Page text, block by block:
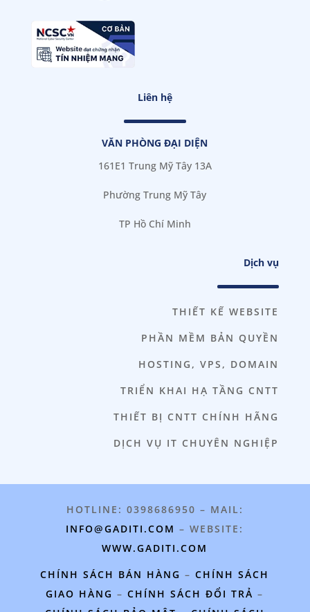
Liên hệ
VĂN PHÒNG ĐẠI DIỆN
161E1 Trung Mỹ Tây 13A
Phường Trung Mỹ Tây
TP Hồ Chí Minh
Dịch vụ
THIẾT KẾ WEBSITE
PHẦN MỀM BẢN QUYỀN
HOSTING, VPS, DOMAIN
TRIỂN KHAI HẠ TẦNG CNTT
THIẾT BỊ CNTT CHÍNH HÃNG
DỊCH VỤ IT CHUYÊN NGHIỆP
HOTLINE: 0398686950 – MAIL:
INFO@GADITI.COM – WEBSITE:
WWW.GADITI.COM
CHÍNH SÁCH BÁN HÀNG –CHÍNH SÁCH
GIAO HÀNG –CHÍNH SÁCH ĐỔI TRẢ –